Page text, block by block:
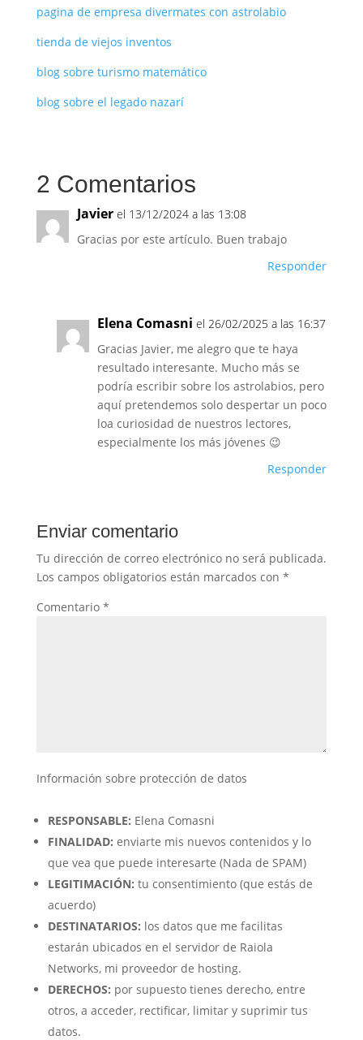
pagina de empresa divermates con astrolabio
tienda de viejos inventos
blog sobre turismo matemático
blog sobre el legado nazarí
2 Comentarios
Javier el 13/12/2024 a las 13:08
Gracias por este artículo. Buen trabajo
Responder
Elena Comasni el 26/02/2025 a las 16:37
Gracias Javier, me alegro que te haya
resultado interesante. Mucho más se
podría escribir sobre los astrolabios, pero
aquí pretendemos solo despertar un poco
loa curiosidad de nuestros lectores,
especialmente los más jóvenes 😉
Responder
Enviar comentario
Tu dirección de correo electrónico no será publicada.
Los campos obligatorios están marcados con *
Comentario *
Información sobre protección de datos
RESPONSABLE: Elena Comasni
FINALIDAD: enviarte mis nuevos contenidos y lo
que vea que puede interesarte (Nada de SPAM)
LEGITIMACIÓN: tu consentimiento (que estás de
acuerdo)
DESTINATARIOS: los datos que me facilitas
estarán ubicados en el servidor de Raiola
Networks, mi proveedor de hosting.
DERECHOS: por supuesto tienes derecho, entre
otros, a acceder, rectificar, limitar y suprimir tus
datos.